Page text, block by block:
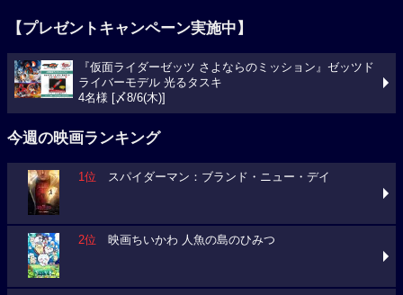
【プレゼントキャンペーン実施中】
『仮面ライダーゼッツ さよならのミッション』ゼッツド
ライバーモデル 光るタスキ
4名様 [〆8/6(木)]
今週の映画ランキング
1位 スパイダーマン：ブランド・ニュー・デイ
2位 映画ちいかわ 人魚の島のひみつ